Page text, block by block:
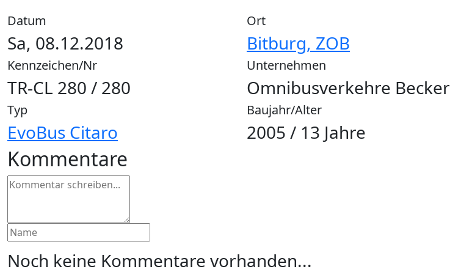
Datum
Sa, 08.12.2018
Ort
Bitburg, ZOB
Kennzeichen/Nr
TR-CL 280 / 280
Unternehmen
Omnibusverkehre Becker
Typ
EvoBus Citaro
Baujahr/Alter
2005 / 13 Jahre
Kommentare
Noch keine Kommentare vorhanden...